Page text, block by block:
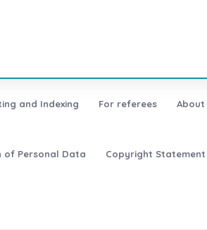
and Indexing For referees About
of Personal Data Copyright Statement